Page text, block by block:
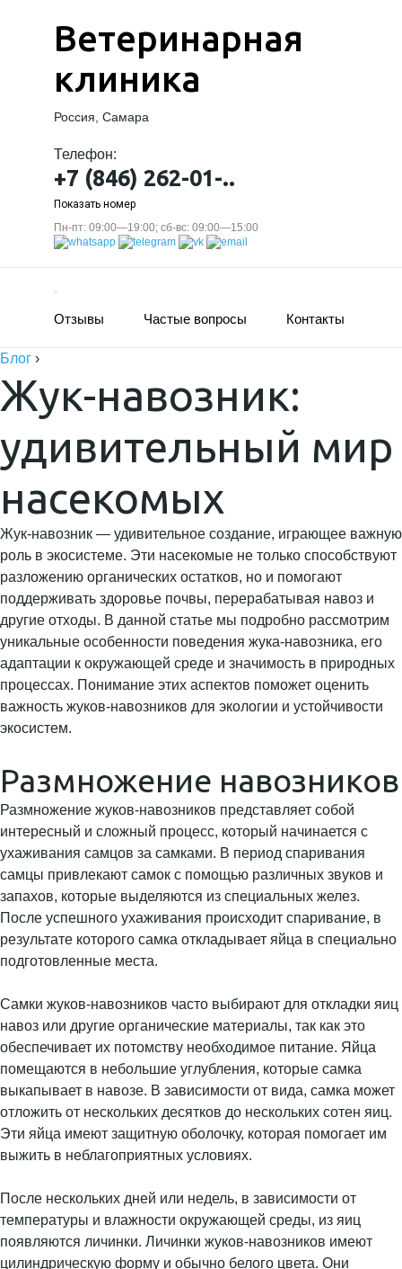
Ветеринарная
клиника
Россия, Самара
Телефон:
+7 (846) 262-01-..
Показать номер
Пн-пт: 09:00—19:00; сб-вс: 09:00—15:00
Отзывы Частые вопросы Контакты
Блог ›
Жук-навозник:
удивительный мир
насекомых
Жук-навозник — удивительное создание, играющее важную
роль в экосистеме. Эти насекомые не только способствуют
разложению органических остатков, но и помогают
поддерживать здоровье почвы, перерабатывая навоз и
другие отходы. В данной статье мы подробно рассмотрим
уникальные особенности поведения жука-навозника, его
адаптации к окружающей среде и значимость в природных
процессах. Понимание этих аспектов поможет оценить
важность жуков-навозников для экологии и устойчивости
экосистем.
Размножение навозников
Размножение жуков-навозников представляет собой
интересный и сложный процесс, который начинается с
ухаживания самцов за самками. В период спаривания
самцы привлекают самок с помощью различных звуков и
запахов, которые выделяются из специальных желез.
После успешного ухаживания происходит спаривание, в
результате которого самка откладывает яйца в специально
подготовленные места.
Самки жуков-навозников часто выбирают для откладки яиц
навоз или другие органические материалы, так как это
обеспечивает их потомству необходимое питание. Яйца
помещаются в небольшие углубления, которые самка
выкапывает в навозе. В зависимости от вида, самка может
отложить от нескольких десятков до нескольких сотен яиц.
Эти яйца имеют защитную оболочку, которая помогает им
выжить в неблагоприятных условиях.
После нескольких дней или недель, в зависимости от
температуры и влажности окружающей среды, из яиц
появляются личинки. Личинки жуков-навозников имеют
цилиндрическую форму и обычно белого цвета. Они